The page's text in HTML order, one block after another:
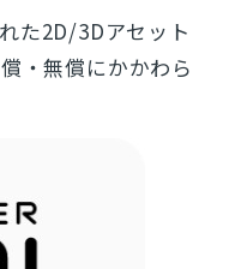
た2D/3Dアセット
・無償にかかわら